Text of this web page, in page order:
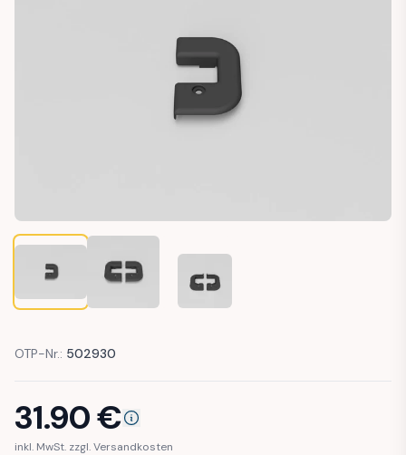
MERCEDES W124 DOOR LOCK SURROUND TRIM
MERCEDES W124 DOOR LOCK SURROUND
MERCEDES W124 DOOR LOCK
OTP-Nr.: 502930
31.90€
inkl. MwSt. zzgl. Versandkosten